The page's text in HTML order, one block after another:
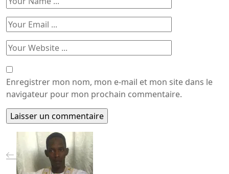
Enregistrer mon nom, mon e-mail et mon site dans le
navigateur pour mon prochain commentaire.